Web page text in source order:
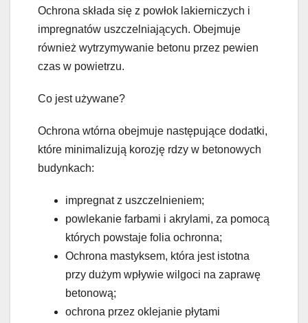
Ochrona składa się z powłok lakierniczych i
impregnatów uszczelniających. Obejmuje
również wytrzymywanie betonu przez pewien
czas w powietrzu.
Co jest używane?
Ochrona wtórna obejmuje następujące dodatki,
które minimalizują korozję rdzy w betonowych
budynkach:
impregnat z uszczelnieniem;
powlekanie farbami i akrylami, za pomocą
których powstaje folia ochronna;
Ochrona mastyksem, która jest istotna
przy dużym wpływie wilgoci na zaprawę
betonową;
ochrona przez oklejanie płytami